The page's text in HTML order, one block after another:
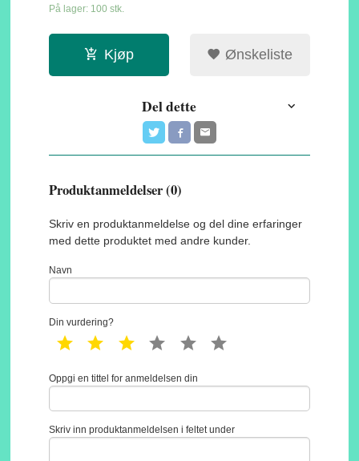
På lager: 100 stk.
Kjøp Ønskeliste
Del dette
Produktanmeldelser (0)
Skriv en produktanmeldelse og del dine erfaringer
med dette produktet med andre kunder.
Navn
Din vurdering?
1 star 2 star 3 star 4 star 5 star
Oppgi en tittel for anmeldelsen din
Skriv inn produktanmeldelsen i feltet under